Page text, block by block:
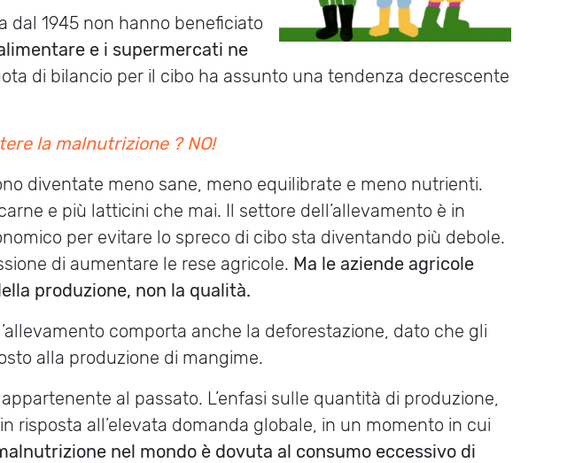
dal 1945 non hanno beneficiato
e i supermercati ne
di bilancio per il cibo ha assunto una tendenza decrescente
la malnutrizione ? NO!
diventate meno sane, meno equilibrate e meno nutrienti.
e più latticini che mai. Il settore dell’allevamento è in
per evitare lo spreco di cibo sta diventando più debole.
di aumentare le rese agricole. Ma le aziende agricole
produzione, non la qualità.
comporta anche la deforestazione, dato che gli
alla produzione di mangime.
al passato. L’enfasi sulle quantità di produzione,
risposta all’elevata domanda globale, in un momento in cui
nel mondo è dovuta al consumo eccessivo di